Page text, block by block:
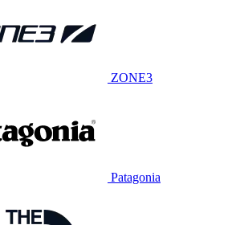
ZONE3
Patagonia